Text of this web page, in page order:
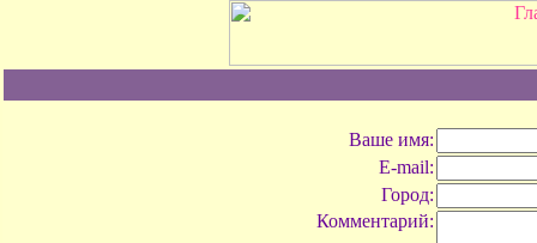
Ваше имя:
E-mail:
Город:
Комментарий: